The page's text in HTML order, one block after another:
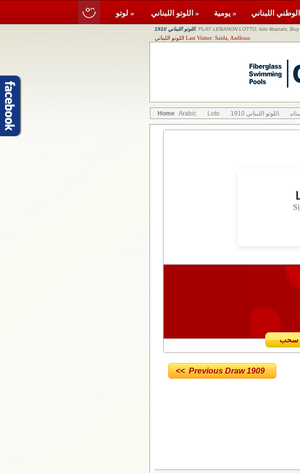
لوتو » اللوتو اللبناني » يومية »
اللوتو اللبناني 1910, PLAY LEBANON LOTTO, loto libanais,
اللوتو اللبناني Last Visitor: Saida, Aadloun
Home Arabic Loto اللوتو اللبناني 1910
<< Previous Draw 1909